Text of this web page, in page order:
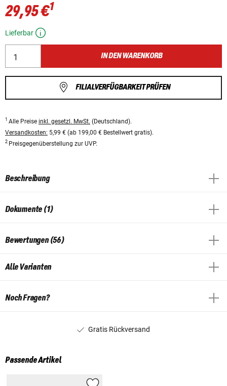
29,95 €1
Lieferbar
IN DEN WARENKORB
FILIALVERFÜGBARKEIT PRÜFEN
1 Alle Preise inkl. gesetzl. MwSt. (Deutschland).
Versandkosten: 5,99 € (ab 199,00 € Bestellwert gratis).
2 Preisgegenüberstellung zur UVP.
Beschreibung
Dokumente (1)
Bewertungen (56)
Alle Varianten
Noch Fragen?
Gratis Rückversand
Passende Artikel